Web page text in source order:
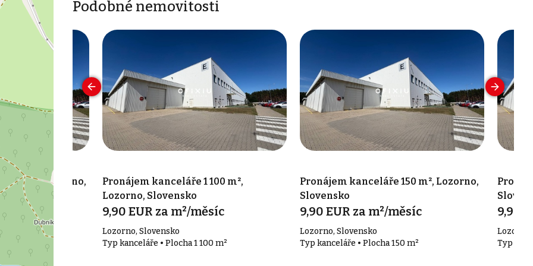
Podobné nemovitosti
m², Lozorno,
m²
Pronájem kanceláře 1 100 m²,
Lozorno, Slovensko
9,90 EUR za m²/měsíc
Lozorno, Slovensko
Typ kanceláře • Plocha 1 100 m²
Pronájem kanceláře 150 m², Lozorno,
Slovensko
9,90 EUR za m²/měsíc
Lozorno, Slovensko
Typ kanceláře • Plocha 150 m²
9,90
Typ